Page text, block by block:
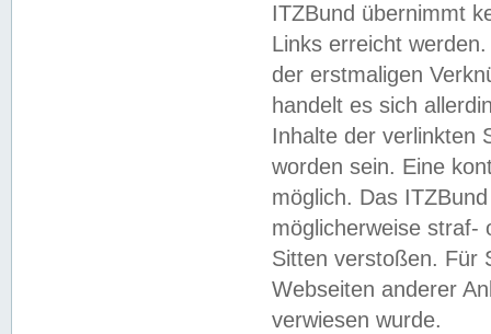
ITZBund übernimmt
Links erreicht
der erstmaligen
handelt es sich
Inhalte der verlinkten
worden sein. Eine
möglich. Das
möglicherweise straf-
Sitten verstoßen. Für
Webseiten anderer
verwiesen wurde.